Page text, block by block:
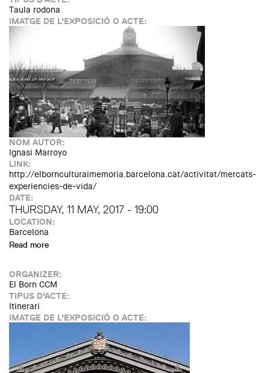
Taula rodona
IMATGE DE L'EXPOSICIÓ O ACTE:
NOM AUTOR:
Ignasi Marroyo
LINK:
http://elbornculturaimemoria.barcelona.cat/activitat/mercats-
experiencies-de-vida/
DATE:
THURSDAY, 11 MAY, 2017 - 19:00
LOCATION:
Barcelona
Read more
ORGANIZER:
El Born CCM
TIPUS D'ACTE:
Itinerari
IMATGE DE L'EXPOSICIÓ O ACTE: